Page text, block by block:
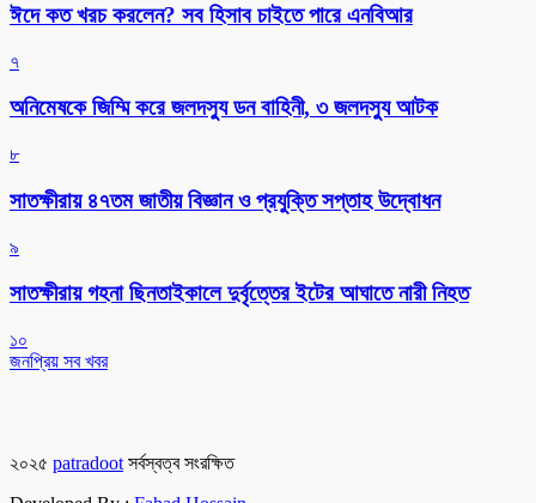
ঈদে কত খরচ করলেন? সব হিসাব চাইতে পারে এনবিআর
৭
অনিমেষকে জিম্মি করে জলদস্যু ডন বাহিনী, ৩ জলদস্যু আটক
৮
সাতক্ষীরায় ৪৭তম জাতীয় বিজ্ঞান ও প্রযুক্তি সপ্তাহ উদ্বোধন
৯
সাতক্ষীরায় গহনা ছিনতাইকালে দুর্বৃত্তের ইটের আঘাতে নারী নিহত
১০
জনপ্রিয় সব খবর
২০২৫ patradoot সর্বস্বত্ব সংরক্ষিত